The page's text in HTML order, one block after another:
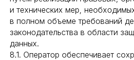
и технических мер,
в полном объеме требований
законодательства в области
данных.
8.1. Оператор обеспечивает